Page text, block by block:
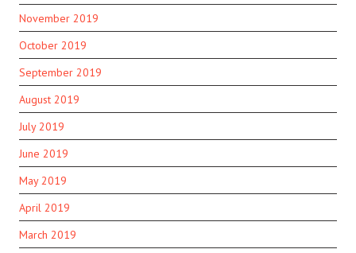
November 2019
October 2019
September 2019
August 2019
July 2019
June 2019
May 2019
April 2019
March 2019